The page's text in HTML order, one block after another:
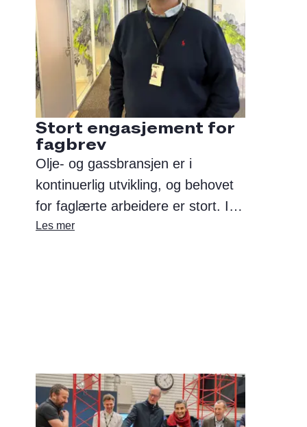
Stort engasjement for
fagbrev
Olje- og gassbransjen er i
kontinuerlig utvikling, og behovet
for faglærte arbeidere er stort. I
Beerenberg har vi et årlig behov
Les mer